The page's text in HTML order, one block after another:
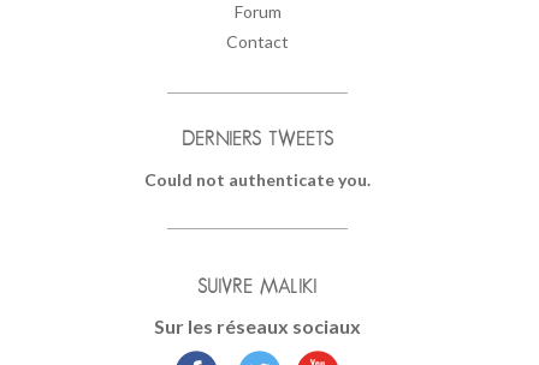
Forum
Contact
DERNIERS TWEETS
Could not authenticate you.
SUIVRE MALIKI
Sur les réseaux sociaux